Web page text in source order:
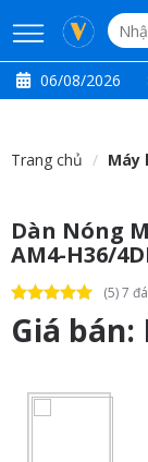
06/08/2026
Trang chủ Máy
Dàn Nóng
AM4-H36/
(5) 7
Giá bán: